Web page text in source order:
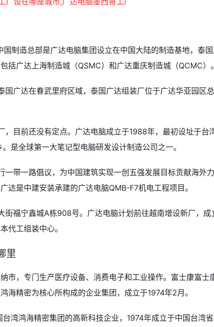
制造总部是广达电脑集团设立在中国大陆的制造基地，泰
括广达上海制造城（QSMC）和广达重庆制造城（QCMC）
国广达在春武里府区域，泰国广达组装厂位于广达华亚园区总
，目前还没有定点。广达电脑成立于1988年，最初设址于台
是全球第一大笔记型电脑研发设计制造公司之一。
一带一路倡议，为中国建筑实现一创五强发展目标贡献海外力
达是中建安装承建的广达电脑QMB-F7机电工程项目。
街福宁鑫城A栋908号。广达电脑计划前往越南增设新厂，成
代工组装中心。
里
市，专门生产医疗设备、消费电子和工业操作。富士康富士
海精密为核心所构成的企业集团，成立于1974年2月。
湾鸿海精密集团的高新科技企业，1974年成立于中国台湾